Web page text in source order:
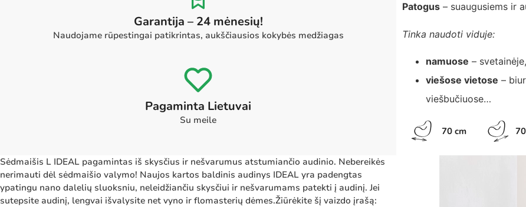
Garantija – 24 mėnesių!
Naudojame rūpestingai patikrintas, aukščiausios kokybės medžiagas
Pagaminta Lietuvai
Su meile
Patogus – suaugusiems ir
Tinka naudoti viduje:
namuose –
viešose vietose –
viešbučiuose…
70 cm
Sėdmaišis L IDEAL pagamintas iš skysčius ir nešvarumus atstumiančio audinio. Nebereikės
nerimauti dėl sėdmaišio valymo! Naujos kartos baldinis audinys IDEAL yra padengtas
ypatingu nano dalelių sluoksniu, neleidžiančiu skysčiui ir nešvarumams patekti į audinį. Jei
sutepsite audinį, lengvai išvalysite net vyno ir flomasterių dėmes.Žiūrėkite šį vaizdo įrašą: